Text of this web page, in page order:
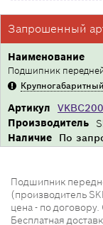
Запрошенный
Производитель
Артикул
Наименование
Подшипник
Крупногабаритный
Наличие По
Подшипник
(производитель
цена - по
Бесплатная